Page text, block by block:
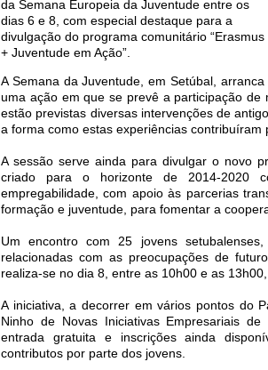
da Semana Europeia da Juventude entre os
dias 6 e 8, com especial destaque para a
divulgação do programa comunitário “Erasmus
+ Juventude em Ação”.
A Semana da Juventude, em Setúbal,
uma ação em que se prevê a participação
estão previstas diversas intervenções de
a forma como estas experiências contribuíram
A sessão serve ainda para divulgar o novo
criado para o horizonte de 2014-2020
empregabilidade, com apoio às parcerias
formação e juventude, para fomentar a
Um encontro com 25 jovens
relacionadas com as preocupações de
realiza-se no dia 8, entre as 10h00 e as
A iniciativa, a decorrer em vários pontos do
Ninho de Novas Iniciativas Empresariais
entrada gratuita e inscrições ainda
contributos por parte dos jovens.